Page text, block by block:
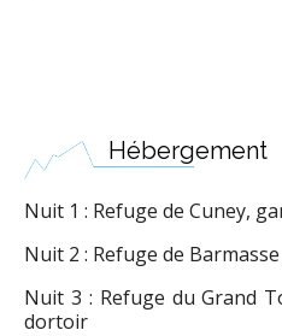
Hébergement
Nuit 1 : Refuge de Cuney,
Nuit 2 : Refuge de
Nuit 3 : Refuge du Grand
dortoir